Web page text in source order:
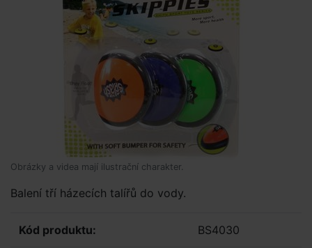
Obrázky a videa mají ilustrační charakter.
Balení tří házecích talířů do vody.
Kód produktu: BS4030